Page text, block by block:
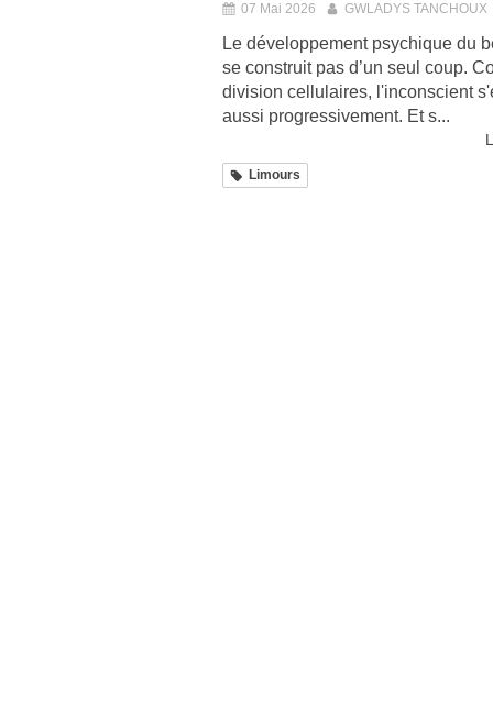
07 Mai 2026 GWLADYS TANCHOUX
Le développement psychique du
se construit pas d’un seul coup.
division cellulaires, l'inconscient
aussi progressivement. Et s...
Limours